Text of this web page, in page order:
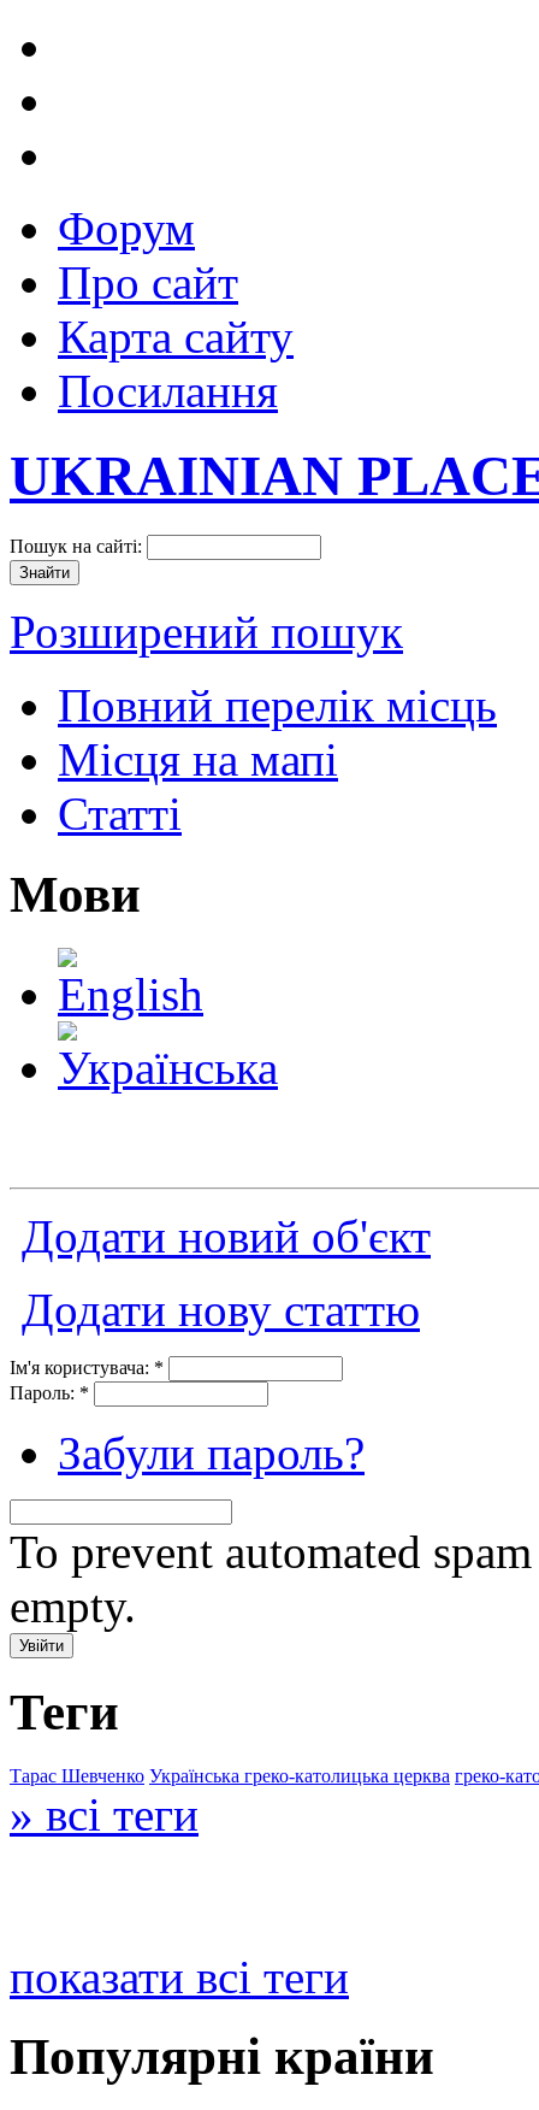
Форум
Про сайт
Карта сайту
Посилання
UKRAINIAN
Пошук на сайті:
Розширений пошук
Повний перелік місць
Місця на мапі
Статті
Мови
Додати новий об'єкт
Додати нову статтю
Ім'я користувача: *
Пароль: *
Забули пароль?
To prevent automated
empty.
Теги
Тарас Шевченко Українська греко-католицька церква греко-
» всі теги
показати всі теги
Популярні країни